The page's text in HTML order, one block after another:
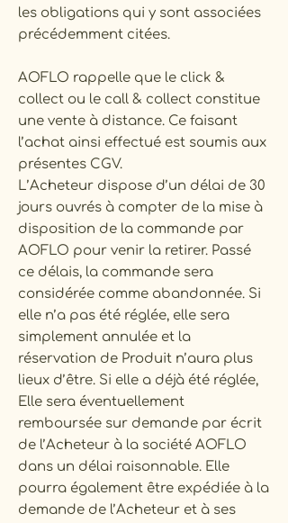
les obligations qui y sont associées
précédemment citées.
AOFLO rappelle que le click &
collect ou le call & collect constitue
une vente à distance. Ce faisant
l’achat ainsi effectué est soumis aux
présentes CGV.
L’Acheteur dispose d’un délai de 30
jours ouvrés à compter de la mise à
disposition de la commande par
AOFLO pour venir la retirer. Passé
ce délais, la commande sera
considérée comme abandonnée. Si
elle n’a pas été réglée, elle sera
simplement annulée et la
réservation de Produit n’aura plus
lieux d’être. Si elle a déjà été réglée,
Elle sera éventuellement
remboursée sur demande par écrit
de l’Acheteur à la société AOFLO
dans un délai raisonnable. Elle
pourra également être expédiée à la
demande de l’Acheteur et à ses